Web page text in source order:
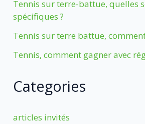
Tennis sur terre-battue, quelles
spécifiques ?
Tennis sur terre battue,
Tennis, comment gagner avec
Categories
articles invités